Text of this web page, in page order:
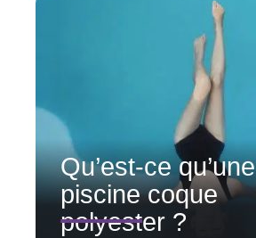
Qu’est-ce qu’une
piscine coque
polyester ?